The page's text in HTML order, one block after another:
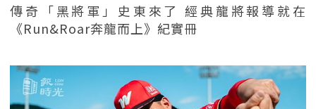
傳奇「黑將軍」史東來了 經典龍將報導就在
《Run&Roar奔龍而上》紀實冊